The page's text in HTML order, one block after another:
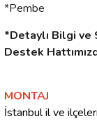
*Pembe
*Detaylı Bilgi ve
Destek
MONTAJ
İstanbul il ve